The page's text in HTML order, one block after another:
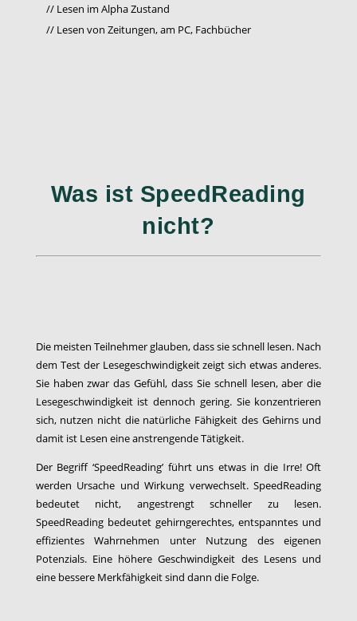
// Lesen im Alpha Zustand
// Lesen von Zeitungen, am PC, Fachbücher
Was ist SpeedReading
nicht?
Die meisten Teilnehmer glauben, dass sie schnell lesen. Nach
dem Test der Lesegeschwindigkeit zeigt sich etwas anderes.
Sie haben zwar das Gefühl, dass Sie schnell lesen, aber die
Lesegeschwindigkeit ist dennoch gering. Sie konzentrieren
sich, nutzen nicht die natürliche Fähigkeit des Gehirns und
damit ist Lesen eine anstrengende Tätigkeit.
Der Begriff ‘SpeedReading’ führt uns etwas in die Irre! Oft
werden Ursache und Wirkung verwechselt. SpeedReading
bedeutet nicht, angestrengt schneller zu lesen.
SpeedReading bedeutet gehirngerechtes, entspanntes und
effizientes Wahrnehmen unter Nutzung des eigenen
Potenzials. Eine höhere Geschwindigkeit des Lesens und
eine bessere Merkfähigkeit sind dann die Folge.